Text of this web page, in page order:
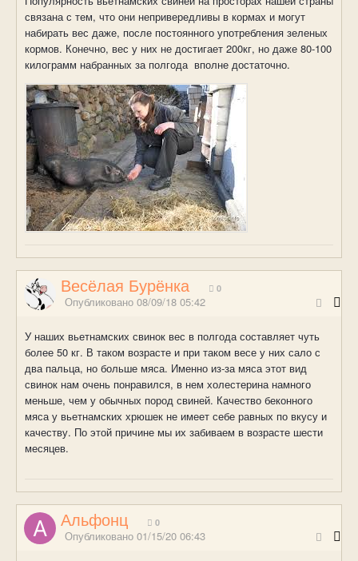
связана с тем, что они непривередливы в кормах и могут
набирать вес даже, после постоянного употребления зеленых
кормов. Конечно, вес у них не достигает 200кг, но даже 80-100
килограмм набранных за полгода вполне достаточно.
Весёлая Бурёнка 0
Опубликовано 08/09/18 05:42
У наших вьетнамских свинок вес в полгода составляет чуть
более 50 кг. В таком возрасте и при таком весе у них сало с
два пальца, но больше мяса. Именно из-за мяса этот вид
свинок нам очень понравился, в нем холестерина намного
меньше, чем у обычных пород свиней. Качество беконного
мяса у вьетнамских хрюшек не имеет себе равных по вкусу и
качеству. По этой причине мы их забиваем в возрасте шести
месяцев.
Альфонц 0
Опубликовано 01/15/20 06:43